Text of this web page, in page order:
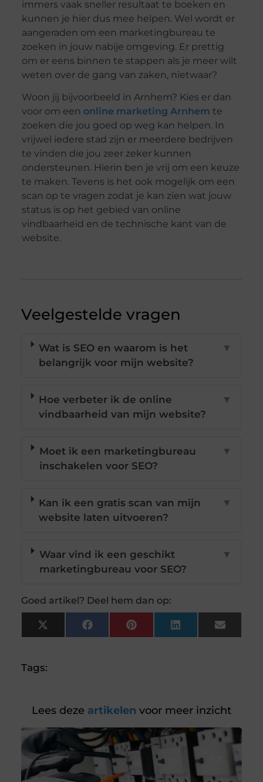
immers vaak sneller resultaat te boeken en
kunnen je hier dus mee helpen. Wel wordt er
aangeraden om een marketingbureau te
zoeken in jouw nabije omgeving. Er prettig
om er eens binnen te stappen als je meer wilt
weten over de gang van zaken, nietwaar?
Woon jij bijvoorbeeld in Arnhem? Kies er dan
voor om een online marketing Arnhem te
zoeken die jou goed op weg kan helpen. In
vrijwel iedere stad zijn er meerdere bedrijven
te vinden die jou zeer zeker kunnen
ondersteunen. Hierin ben je vrij om een keuze
te maken. Tevens is het ook mogelijk om een
scan op te vragen zodat je kan zien wat jouw
status is op het gebied van online
vindbaarheid en de technische kant van de
website.
Veelgestelde vragen
Wat is SEO en waarom is het
belangrijk voor mijn website?
▼
Hoe verbeter ik de online
vindbaarheid van mijn website?
▼
Moet ik een marketingbureau
inschakelen voor SEO?
▼
Kan ik een gratis scan van mijn
website laten uitvoeren?
▼
Waar vind ik een geschikt
marketingbureau voor SEO?
▼
Goed artikel? Deel hem dan op:
X
(Twitter)
FacebookPinterestLinkedInEmail
Tags:
Lees deze artikelen voor meer inzicht